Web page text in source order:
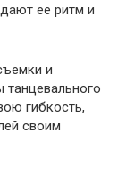
ее ритм и
и
танцевального
гибкость,
своим